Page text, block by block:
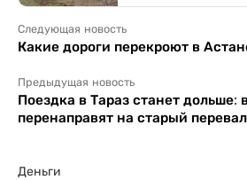
Следующая новость
Какие дороги перекроют в
Предыдущая новость
Поездка в Тараз станет дольше:
перенаправят на старый перевал
Деньги